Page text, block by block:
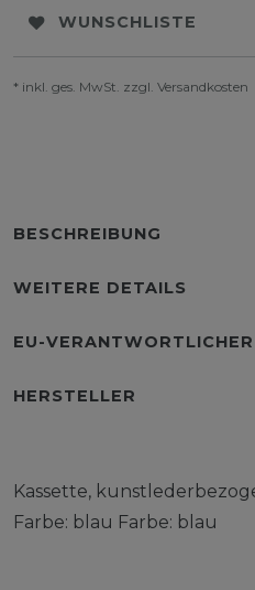
WUNSCHLISTE
* inkl. ges. MwSt. zzgl. Versandkosten
BESCHREIBUNG
WEITERE DETAILS
EU-VERANTWORTLICHER
HERSTELLER
Kassette,
Farbe: blau Farbe: blau